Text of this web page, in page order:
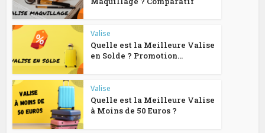
Valise
Quelle est la Meilleure Valise
en Solde ? Promotion...
Valise
Quelle est la Meilleure Valise
à Moins de 50 Euros ?